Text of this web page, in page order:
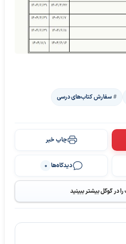
سفارش کتاب‌های درسی
چاپ خبر
دیدگاه‌ها 0
را در گوگل بیشتر ببینید